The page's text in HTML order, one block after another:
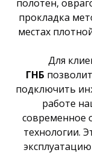
полотен,
прокладка
местах
Для
ГНБ
подключить
работе
современное
технологии.